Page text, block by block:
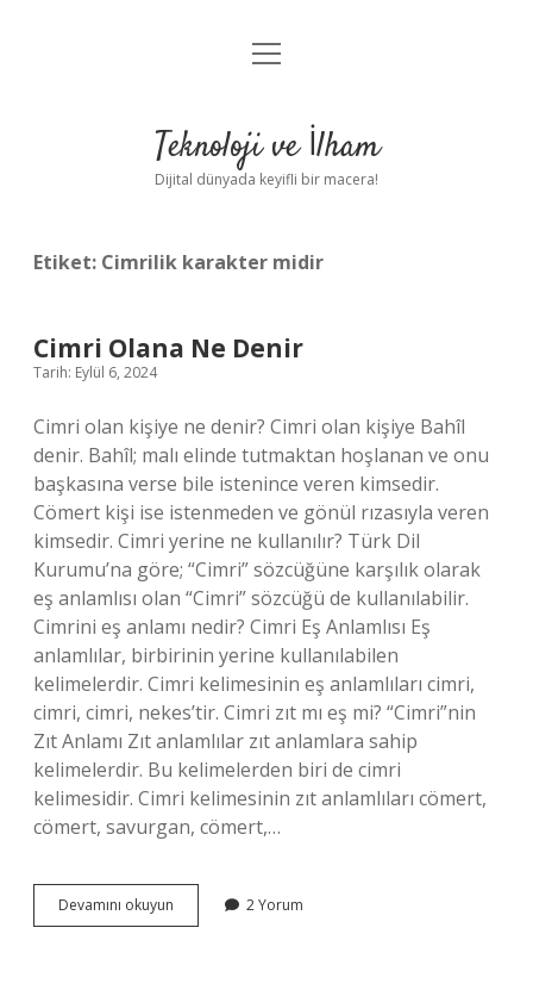
Anasayfa
Yasal Uyarı
menüyü
Teknoloji ve İlham
Dijital dünyada keyifli bir macera!
Etiket: Cimrilik karakter midir
Cimri Olana Ne Denir
Tarih: Eylül 6, 2024
Cimri olan kişiye ne denir? Cimri olan kişiye Bahîl
denir. Bahîl; malı elinde tutmaktan hoşlanan ve onu
başkasına verse bile istenince veren kimsedir.
Cömert kişi ise istenmeden ve gönül rızasıyla veren
kimsedir. Cimri yerine ne kullanılır? Türk Dil
Kurumu’na göre; “Cimri” sözcüğüne karşılık olarak
eş anlamlısı olan “Cimri” sözcüğü de kullanılabilir.
Cimrini eş anlamı nedir? Cimri Eş Anlamlısı Eş
anlamlılar, birbirinin yerine kullanılabilen
kelimelerdir. Cimri kelimesinin eş anlamlıları cimri,
cimri, cimri, nekes’tir. Cimri zıt mı eş mi? “Cimri”nin
Zıt Anlamı Zıt anlamlılar zıt anlamlara sahip
kelimelerdir. Bu kelimelerden biri de cimri
kelimesidir. Cimri kelimesinin zıt anlamlıları cömert,
cömert, savurgan, cömert,…
Devamını okuyun
Olana
2 Yorum